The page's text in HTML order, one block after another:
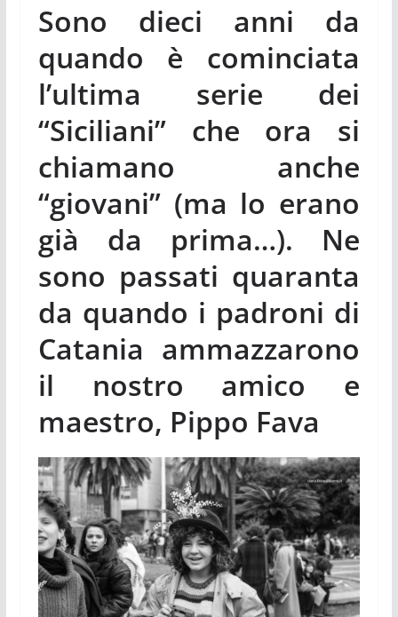
Sono dieci anni da
quando è cominciata
l’ultima serie dei
“Siciliani” che ora si
chiamano anche
“giovani” (ma lo erano
già da prima…). Ne
sono passati quaranta
da quando i padroni di
Catania ammazzarono
il nostro amico e
maestro, Pippo Fava